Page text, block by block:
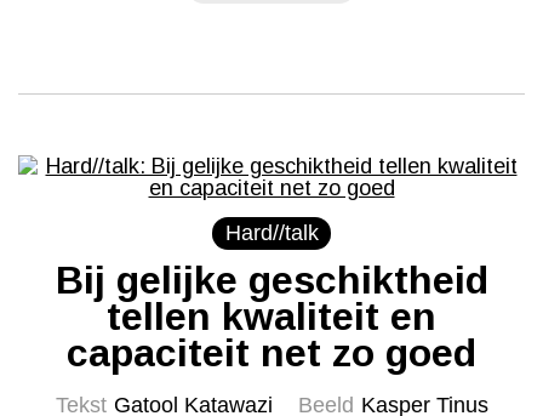
Hard//talk
Bij gelijke geschiktheid
tellen kwaliteit en
capaciteit net zo goed
Tekst Gatool Katawazi Beeld Kasper Tinus